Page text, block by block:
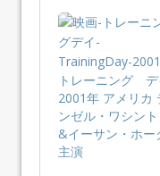
トレーニング デ
2001年 アメリカ
ンゼル・ワシン
&イーサン・ホー
主演